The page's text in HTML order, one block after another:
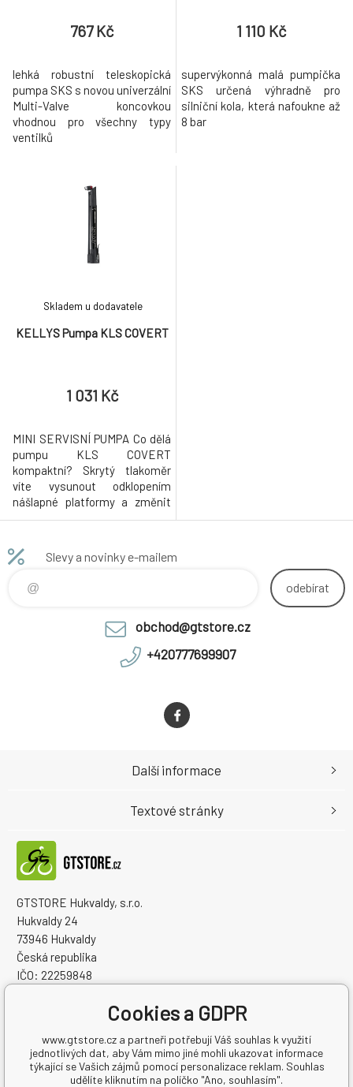
767 Kč
lehká robustní teleskopická
pumpa SKS s novou univerzální
Multi-Valve koncovkou
vhodnou pro všechny typy
ventilků
1 110 Kč
supervýkonná malá pumpička
SKS určená výhradně pro
silniční kola, která nafoukne až
8 bar
KELLYS Pumpa KLS COVERT
Skladem u dodavatele
1 031 Kč
MINI SERVISNÍ PUMPA Co dělá
pumpu KLS COVERT
kompaktní? Skrytý tlakoměr
víte vysunout odklopením
nášlapné platformy a změnit
příruční pumpu na mini
dopomáhá dvojité
teleskopické tělo. Při větších
tlacích dokáže pumpování
usnadnit možnost uzamčení
používáte stranu hlavice na
Slevy a novinky e-mailem
odebírat
obchod@gtstore.cz
+420777699907
GTSTORE Hukvaldy, s.r.o.
Hukvaldy 24
73946 Hukvaldy
Česká republika
IČO: 22259848
Další informace
Textové stránky
Cookies a GDPR
www.gtstore.cz a partneři potřebují Váš souhlas k využití
jednotlivých dat, aby Vám mimo jiné mohli ukazovat informace
týkající se Vašich zájmů pomocí personalizace reklam. Souhlas
udělíte kliknutím na políčko "Ano, souhlasím".